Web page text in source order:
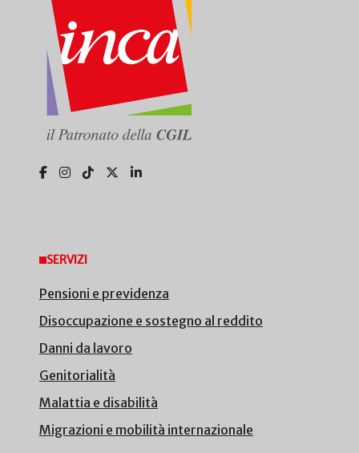
SERVIZI
Pensioni e previdenza
Disoccupazione e sostegno al reddito
Danni da lavoro
Genitorialità
Malattia e disabilità
Migrazioni e mobilità internazionale